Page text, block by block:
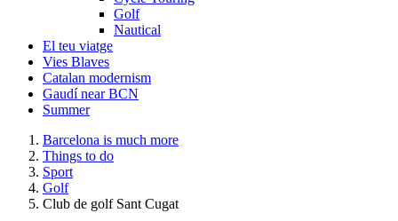
Golf
Nautical
El teu viatge
Vies Blaves
Catalan modernism
Gaudí near BCN
Summer
Barcelona is much more
Things to do
Sport
Golf
Club de golf Sant Cugat